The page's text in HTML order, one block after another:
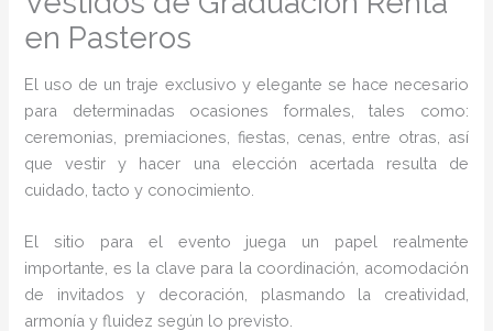
en Pasteros
El uso de un traje exclusivo y elegante se hace necesario
para determinadas ocasiones formales, tales como:
ceremonias, premiaciones, fiestas, cenas, entre otras, así
que vestir y hacer una elección acertada resulta de
cuidado, tacto y conocimiento.
El sitio para el evento juega un papel realmente
importante, es la clave para la coordinación, acomodación
de invitados y decoración, plasmando la creatividad,
armonía y fluidez según lo previsto.